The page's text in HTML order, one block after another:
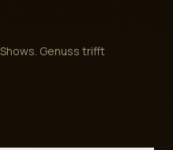
Genuss trifft